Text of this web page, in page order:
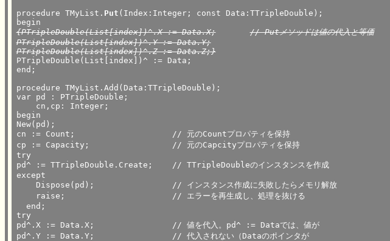
procedure TMyList. Put (Index:Integer; const Data:TTripleDouble);
{PTripleDouble(List[index])^.X := Data.X;	// Putメソッドは値の代入と等価
PTripleDouble(List[index])^.Y := Data.Y;
PTripleDouble(List[index])^.Z := Data.Z;}
PTripleDouble(List[index])^ := Data;
end;
procedure TMyList.Add(Data:TTripleDouble);
var pd : PTripleDouble;
    cn,cp: Integer;
begin
New(pd);
cn := Count;			// 元のCountプロパティを保持
cp := Capacity;			// 元のCapcityプロパティを保持
try
pd^ := TTripleDouble.Create;	// TTripleDoubleのインスタンスを作成
except
    Dispose(pd);		// インスタンス作成に失敗したらメモリ解放
    raise;			// エラーを再生成し、処理を抜ける
  end;
try
pd^.X := Data.X;		// 値を代入。pd^ := Dataでは、値が
pd^.Y := Data.Y;		// 代入されない（Dataのポインタが